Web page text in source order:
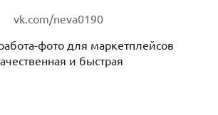
vk.com/neva0190
фото для маркетплейсов
и быстрая